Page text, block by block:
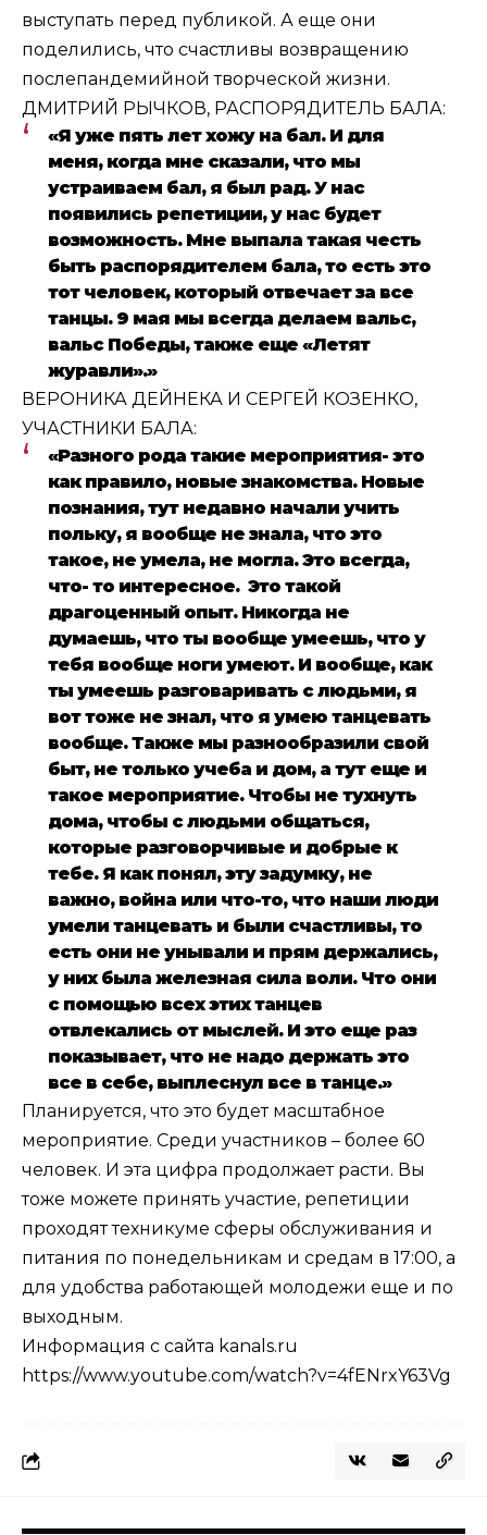
выступать перед публикой. А еще они
поделились, что счастливы возвращению
послепандемийной творческой жизни.
ДМИТРИЙ РЫЧКОВ, РАСПОРЯДИТЕЛЬ БАЛА:
«Я уже пять лет хожу на бал. И для
меня, когда мне сказали, что мы
устраиваем бал, я был рад. У нас
появились репетиции, у нас будет
возможность. Мне выпала такая честь
быть распорядителем бала, то есть это
тот человек, который отвечает за все
танцы. 9 мая мы всегда делаем вальс,
вальс Победы, также еще «Летят
журавли».»
ВЕРОНИКА ДЕЙНЕКА И СЕРГЕЙ КОЗЕНКО,
УЧАСТНИКИ БАЛА:
«Разного рода такие мероприятия- это
как правило, новые знакомства. Новые
познания, тут недавно начали учить
польку, я вообще не знала, что это
такое, не умела, не могла. Это всегда,
что- то интересное. Это такой
драгоценный опыт. Никогда не
думаешь, что ты вообще умеешь, что у
тебя вообще ноги умеют. И вообще, как
ты умеешь разговаривать с людьми, я
вот тоже не знал, что я умею танцевать
вообще. Также мы разнообразили свой
быт, не только учеба и дом, а тут еще и
такое мероприятие. Чтобы не тухнуть
дома, чтобы с людьми общаться,
которые разговорчивые и добрые к
тебе. Я как понял, эту задумку, не
важно, война или что-то, что наши люди
умели танцевать и были счастливы, то
есть они не унывали и прям держались,
у них была железная сила воли. Что они
с помощью всех этих танцев
отвлекались от мыслей. И это еще раз
показывает, что не надо держать это
все в себе, выплеснул все в танце.»
Планируется, что это будет масштабное
мероприятие. Среди участников – более 60
человек. И эта цифра продолжает расти. Вы
тоже можете принять участие, репетиции
проходят техникуме сферы обслуживания и
питания по понедельникам и средам в 17:00, а
для удобства работающей молодежи еще и по
выходным.
Информация с сайта kanals.ru
https://www.youtube.com/watch?v=4fENrxY63Vg